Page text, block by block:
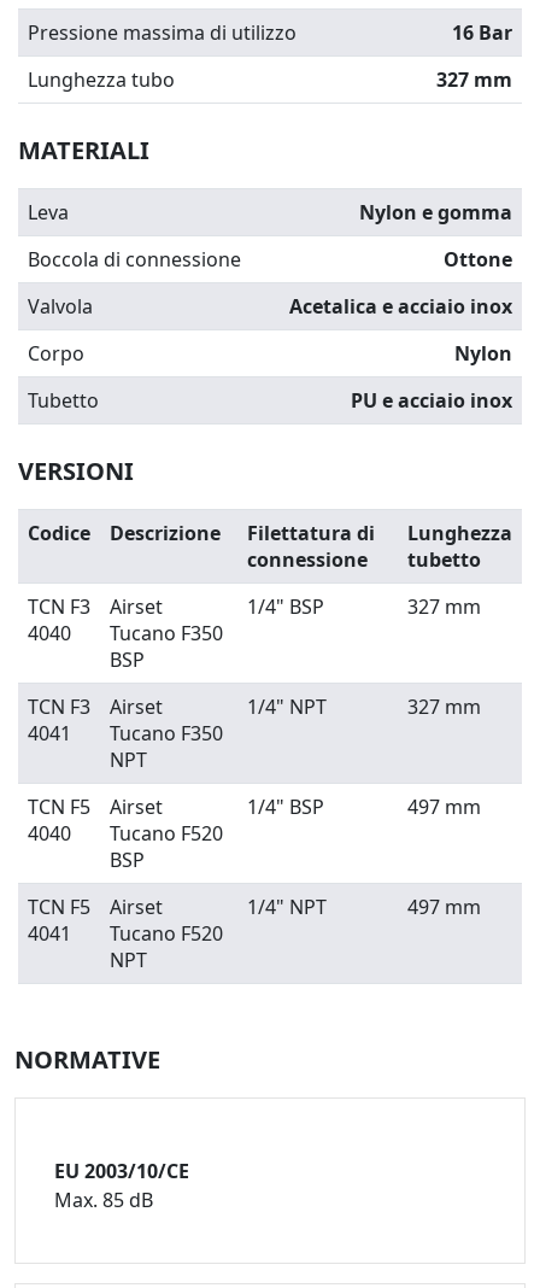
Pressione massima di utilizzo
16 Bar
Lunghezza tubo
327 mm
MATERIALI
Leva
Nylon e gomma
Boccola di connessione
Ottone
Valvola
Acetalica e acciaio inox
Corpo
Nylon
Tubetto
PU e acciaio inox
VERSIONI
Codice Descrizione
Filettatura di
connessione
Lunghezza
tubetto
TCN F3
4040
Airset
Tucano F350
BSP
1/4" BSP 327 mm
TCN F3
4041
Airset
Tucano F350
NPT
1/4" NPT 327 mm
TCN F5
4040
Airset
Tucano F520
BSP
1/4" BSP 497 mm
TCN F5
4041
Airset
Tucano F520
NPT
1/4" NPT 497 mm
NORMATIVE
EU 2003/10/CE
Max. 85 dB